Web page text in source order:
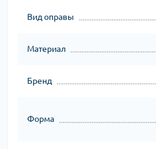
Вид оправы
Материал
Бренд
Форма